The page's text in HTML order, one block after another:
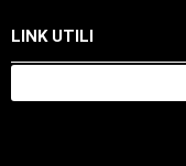
LINK UTILI